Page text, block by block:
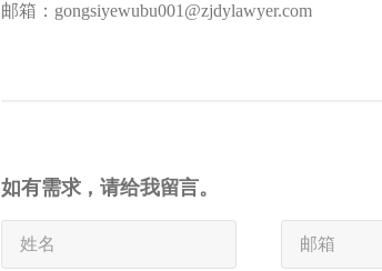
邮箱：gongsiyewubu001@zjdylawyer.com
如有需求，请给我留言。